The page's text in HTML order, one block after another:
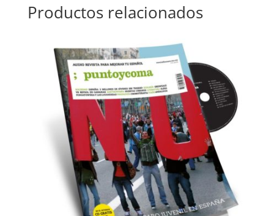
Productos relacionados